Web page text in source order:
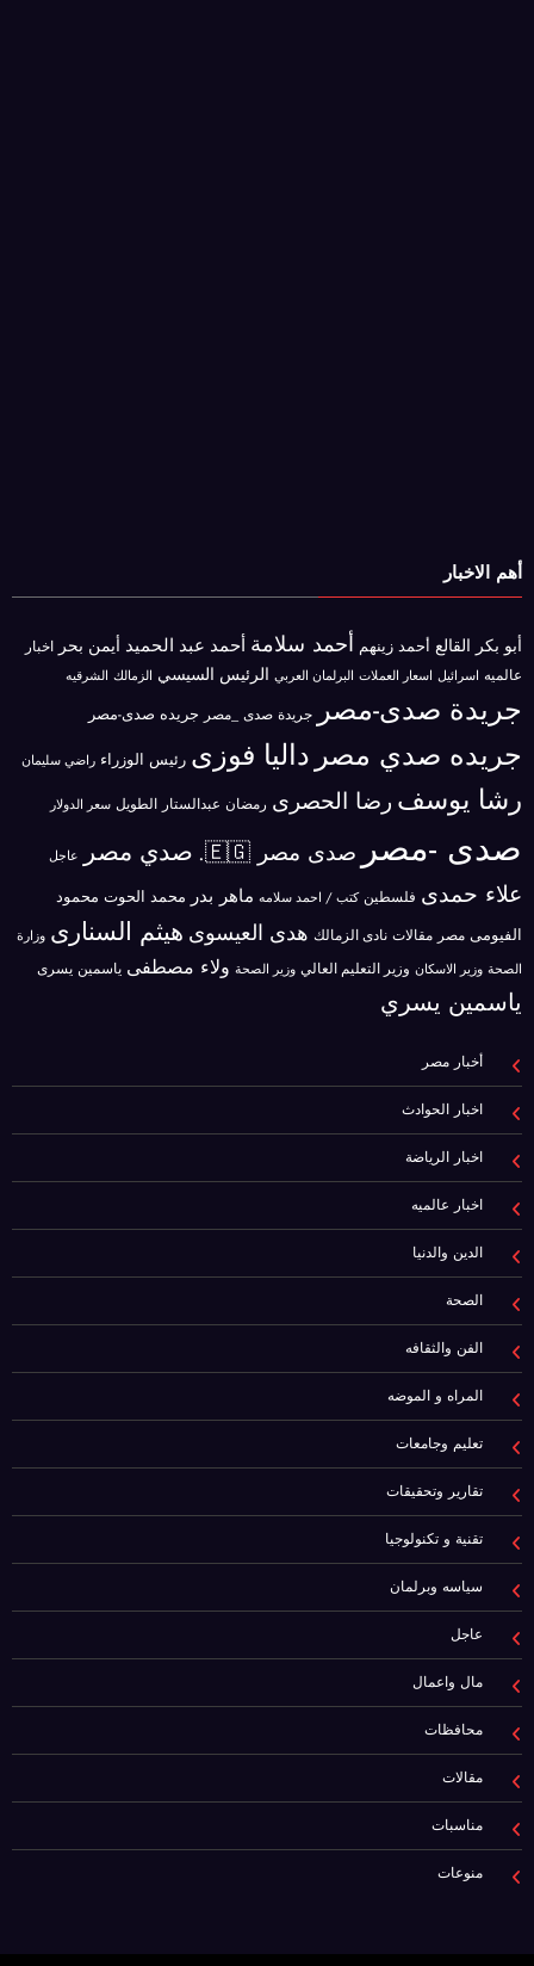
أهم الاخبار
أبو بكر القالع أحمد زينهم أحمد سلامة أحمد عبد الحميد أيمن بحر اخبار
عالميه اسرائيل اسعار العملات البرلمان العربي الرئيس السيسي الزمالك الشرقيه
جريدة صدى-مصر جريدة صدى _مصر جريده صدى-مصر
جريده صدي مصر داليا فوزى رئيس الوزراء راضي سليمان
رشا يوسف رضا الحصرى رمضان عبدالستار الطويل سعر الدولار
صدى -مصر صدى مصر 🇪🇬. صدي مصر عاجل
علاء حمدى فلسطين كتب / احمد سلامه ماهر بدر محمد الحوت محمود
الفيومى مصر مقالات نادى الزمالك هدى العيسوى هيثم السنارى وزارة
الصحة وزير الاسكان وزير التعليم العالي وزير الصحة ولاء مصطفى ياسمين يسرى
ياسمين يسري
أخبار مصر
اخبار الحوادث
اخبار الرياضة
اخبار عالميه
الدين والدنيا
الصحة
الفن والثقافه
المراه و الموضه
تعليم وجامعات
تقارير وتحقيقات
تقنية و تكنولوجيا
سياسه وبرلمان
عاجل
مال واعمال
محافظات
مقالات
مناسبات
منوعات